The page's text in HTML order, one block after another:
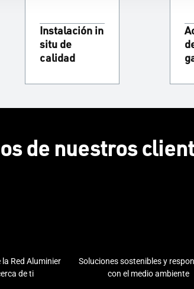
Instalación in
situ de
calidad
de nuestros
Red Aluminier
de ti
Soluciones sostenibles y
con el medio ambiente